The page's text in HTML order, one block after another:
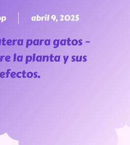
abril 9, 2025
para gatos –
la planta y sus
efectos.